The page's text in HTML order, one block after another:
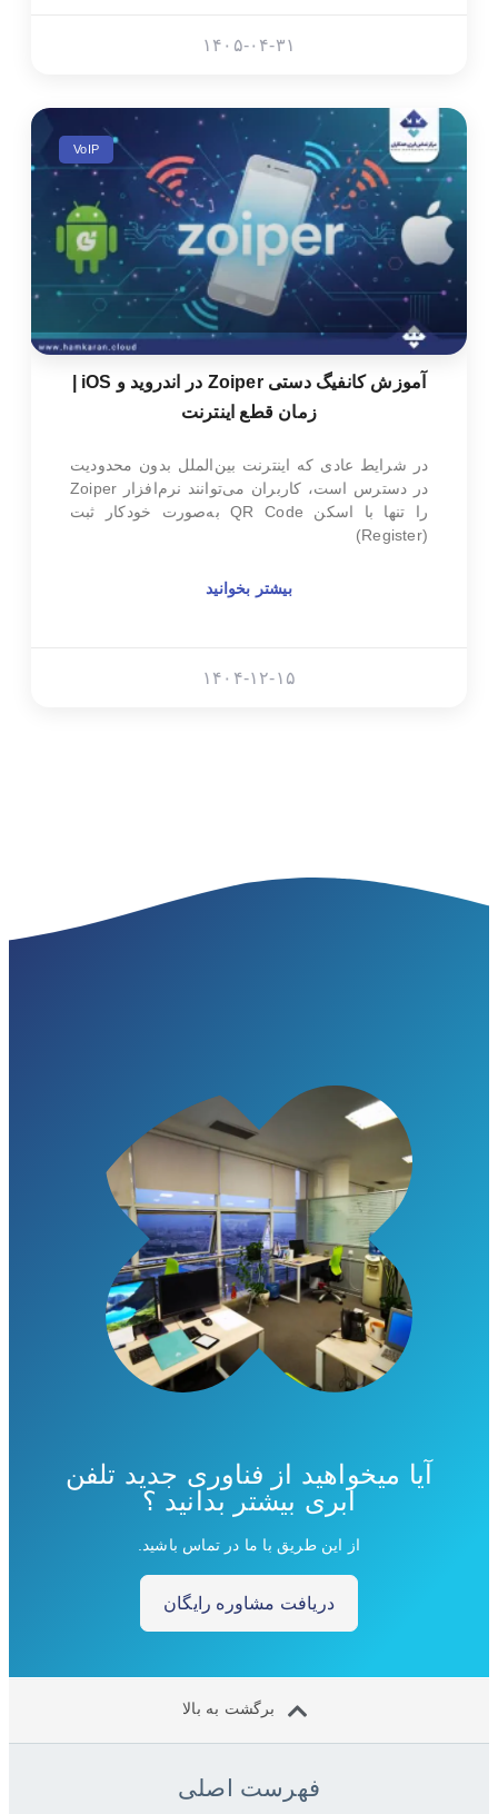
۱۴۰۵-۰۴-۳۱
VoIP
زمان قطع اینترنت
در شرایط عادی که اینترنت بین‌الملل بدون محدودیت
در دسترس است، کاربران می‌توانند نرم‌افزار Zoiper
را تنها با اسکن QR Code به‌صورت خودکار ثبت
(Register)
بیشتر بخوانید
۱۴۰۴-۱۲-۱۵
آیا میخواهید از فناوری جدید تلفن
ابری بیشتر بدانید ؟
از این طریق با ما در تماس باشید.
دریافت مشاوره رایگان
برگشت به بالا
فهرست اصلی